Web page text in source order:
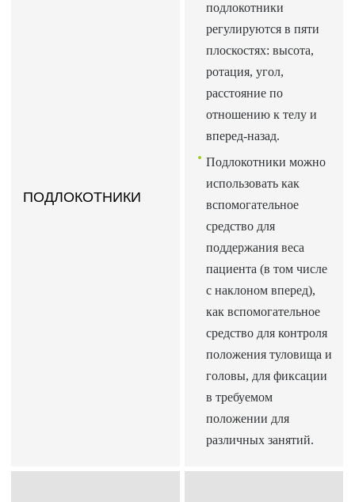
ПОДЛОКОТНИКИ
подлокотники
регулируются в пяти
плоскостях: высота,
ротация, угол,
расстояние по
отношению к телу и
вперед-назад.
Подлокотники можно
использовать как
вспомогательное
средство для
поддержания веса
пациента (в том числе
с наклоном вперед),
как вспомогательное
средство для контроля
положения туловища и
головы, для фиксации
в требуемом
положении для
различных занятий.